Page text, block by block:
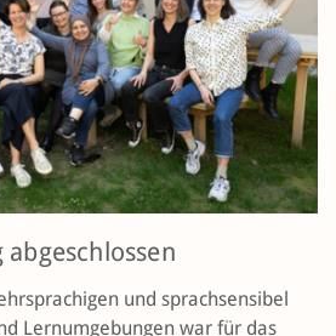
abgeschlossen
und sprachsensibel
Lernumgebungen war für das